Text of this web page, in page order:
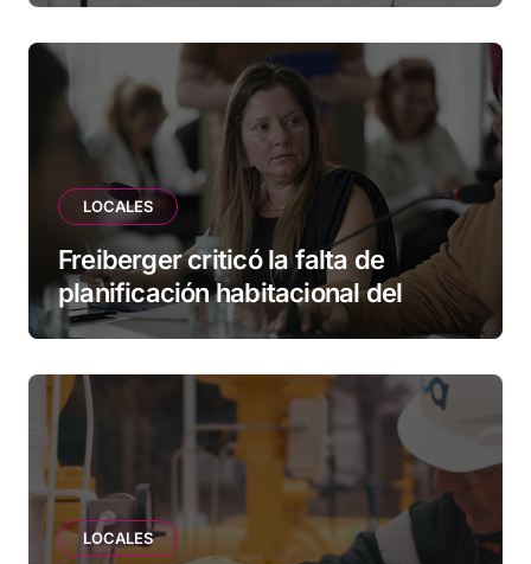
LOCALES
Freiberger criticó la falta de
planificación habitacional del
Municipio: “Vuoto deja afuera a
esperando”
LOCALES